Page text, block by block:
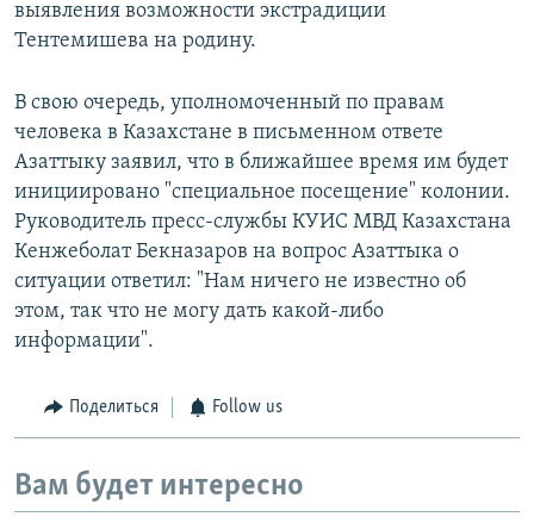
выявления возможности экстрадиции
Тентемишева на родину.
В свою очередь, уполномоченный по правам
человека в Казахстане в письменном ответе
Азаттыку заявил, что в ближайшее время им будет
инициировано "специальное посещение" колонии.
Руководитель пресс-службы КУИС МВД Казахстана
Кенжеболат Бекназаров на вопрос Азаттыка о
ситуации ответил: "Нам ничего не известно об
этом, так что не могу дать какой-либо
информации".
Поделиться Follow us
Вам будет интересно